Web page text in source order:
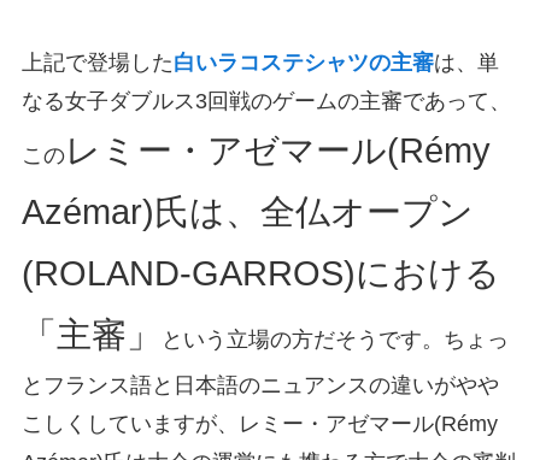
上記で登場した白いラコステシャツの主審は、単
なる女子ダブルス3回戦のゲームの主審であって、
このレミー・アゼマール(Rémy
Azémar)氏は、全仏オープン
(ROLAND-GARROS)における
「主審」
という立場の方だそうです。ちょっ
とフランス語と日本語のニュアンスの違いがやや
こしくしていますが、レミー・アゼマール(Rémy